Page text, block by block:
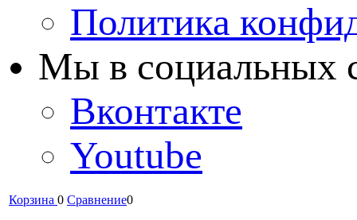
Политика
Мы в cоциальных
Вконтакте
Youtube
Корзина 0 Сравнение0